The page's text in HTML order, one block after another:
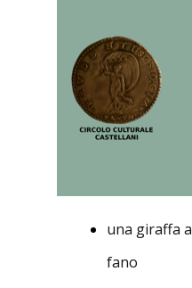
una giraffa a
fano